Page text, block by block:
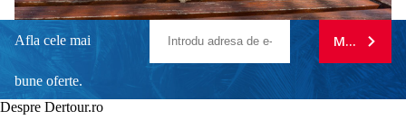
Afla cele mai
bune oferte.
MA
Despre Dertour.ro